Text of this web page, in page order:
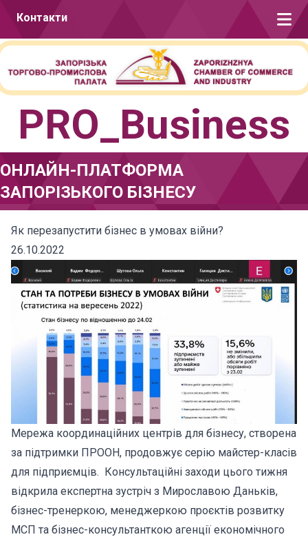
Контакти
PRO_Business
ОНЛАЙН-ПЛАТФОРМА
ЗАПОРІЗЬКОГО БІЗНЕСУ
Як перезапустити бізнес в умовах війни?
26.10.2022
Мережа координаційних центрів для бізнесу, створена
за підтримки ПРООН, продовжує серію майстер-класів
для підприємців. Консультаційні заходи цього тижня
відкрила експертна зустріч з Мирославою Даньків,
бізнес-тренеркою, менеджеркою проєктів розвитку
МСП та бізнес-консультанткою агенції економічного